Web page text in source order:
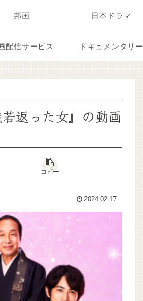
邦画 日本ドラマ
配信サービス ドキュメンタリー
返った女』の動画
コピー
2024.02.17